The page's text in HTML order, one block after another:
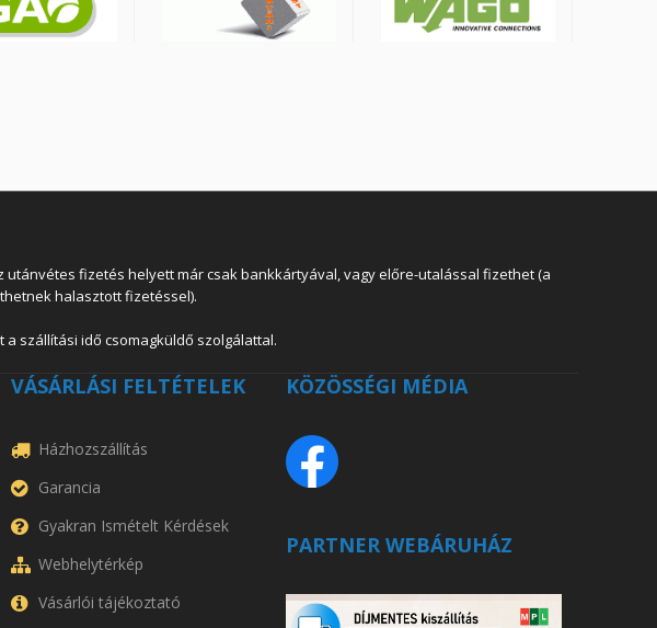
fizetés helyett már csak bankkártyával, vagy előre-utalással fizethet (a
halasztott fizetéssel).
szállítási idő csomagküldő szolgálattal.
VÁSÁRLÁSI FELTÉTELEK
Házhozszállítás
Garancia
Gyakran Ismételt Kérdések
Webhelytérkép
Vásárlói tájékoztató
KÖZÖSSÉGI MÉDIA
PARTNER WEBÁRUHÁZ